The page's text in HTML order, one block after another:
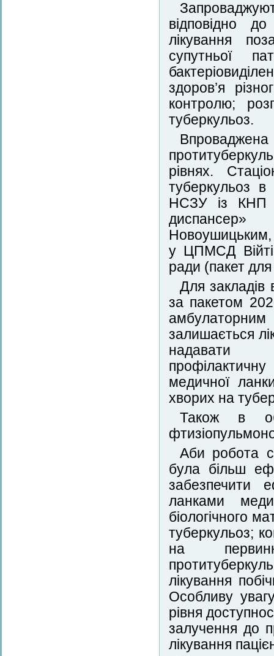
відповідно
лікування
супутньої
здоров’я
контролю;
туберкульоз.
рівнях.
туберкульоз в
НСЗУ із КНП
диспансер»
у ЦПМСД
ради (пакет
Для закладів
за пакетом
залишається
надавати
медичної
хворих на
Також в
Аби робота
була більш
забезпечити
ланками
біологічного
туберкульоз;
на
лікування
Особливу
рівня
залучення до
лікування